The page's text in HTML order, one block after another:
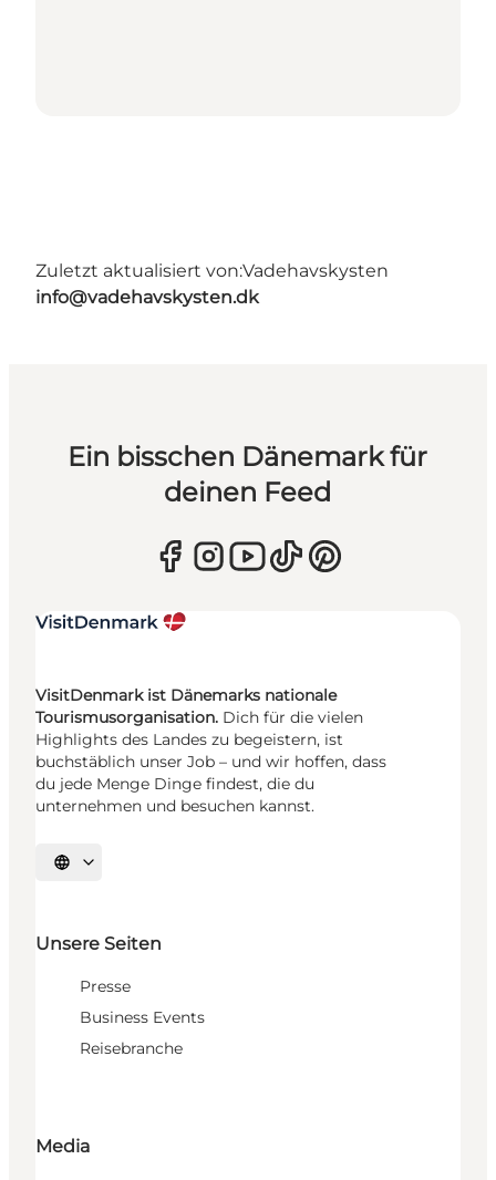
Zuletzt aktualisiert von:Vadehavskysten
info@vadehavskysten.dk
Ein bisschen Dänemark für
deinen Feed
VisitDenmark ist Dänemarks nationale
Tourismusorganisation. Dich für die vielen
Highlights des Landes zu begeistern, ist
buchstäblich unser Job – und wir hoffen, dass
du jede Menge Dinge findest, die du
unternehmen und besuchen kannst.
Sprache auswählen
Unsere Seiten
Presse
Business Events
Reisebranche
Media